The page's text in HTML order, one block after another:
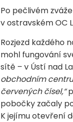
Po pečlivém
v ostravském OC
Rozjezd každého
mohl fungování
sítě – v Ústí nad
obchodním
červených čísel,“
pobočky začaly
K jejímu otevření